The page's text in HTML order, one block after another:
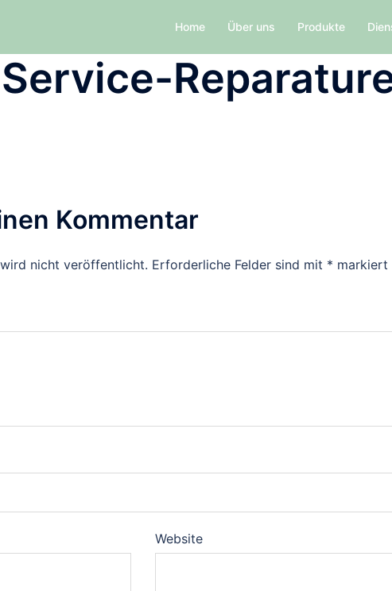
Home Über uns Produkte
Kommentar
nicht veröffentlicht. Erforderliche Felder sind mit * markiert
Website